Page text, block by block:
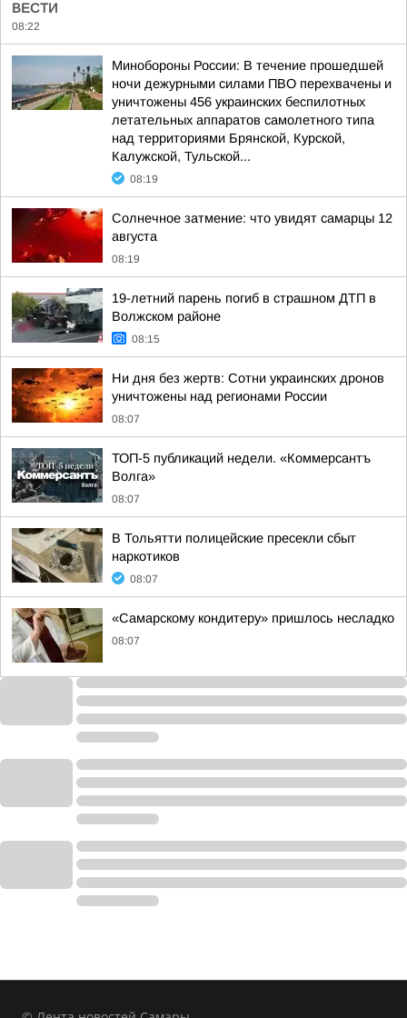
ВЕСТИ
08:22
Минобороны России: В течение прошедшей
ночи дежурными силами ПВО перехвачены и
уничтожены 456 украинских беспилотных
летательных аппаратов самолетного типа
над территориями Брянской, Курской,
Калужской, Тульской...
08:19
Солнечное затмение: что увидят самарцы 12
августа
08:19
19-летний парень погиб в страшном ДТП в
Волжском районе
08:15
Ни дня без жертв: Сотни украинских дронов
уничтожены над регионами России
08:07
ТОП-5 публикаций недели. «Коммерсантъ
Волга»
08:07
В Тольятти полицейские пресекли сбыт
наркотиков
08:07
«Самарскому кондитеру» пришлось несладко
08:07